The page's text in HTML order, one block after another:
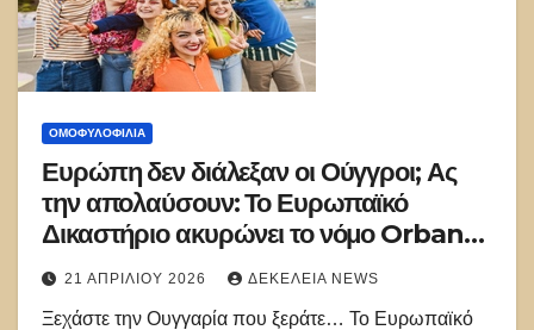
ΟΜΟΦΥΛΟΦΙΛΊΑ
Ευρώπη δεν διάλεξαν οι Ούγγροι; Ας
την απολαύσουν: Το Ευρωπαϊκό
Δικαστήριο ακυρώνει το νόμο Orban
για τους ΛΟΑΤΚΙ – Woke δηλητήριο σε
παιδιά
21 ΑΠΡΙΛΊΟΥ 2026 ΔΕΚΈΛΕΙΑ NEWS
Ξεχάστε την Ουγγαρία που ξεράτε… Το Ευρωπαϊκό